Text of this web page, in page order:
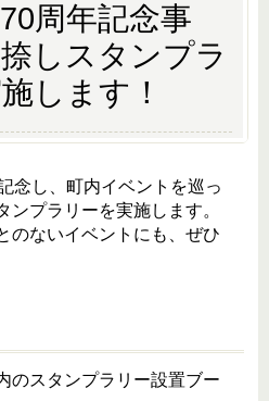
周年記念事
しスタンプラ
します！
念し、町内イベントを巡っ
ンプラリーを実施します。
のないイベントにも、ぜひ
のスタンプラリー設置ブー